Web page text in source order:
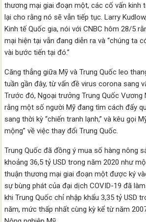
thương mại giai đoạn một, các cố vấn kinh
lại cho rằng nó sẽ vẫn tiếp tục. Larry
Kinh tế Quốc gia, nói với CNBC hôm 28/5
mại hiện tại vẫn đang diễn ra và “chúng ta
vài bước tiến tại đó.”
Căng thẳng giữa Mỹ và Trung Quốc leo
tuần gần đây, từ vấn đề virus corona sang
Trước đó, Ngoại trưởng Trung Quốc Vương
rằng một số người Mỹ đang tìm cách đẩy
sang thời kỳ “chiến tranh lạnh,” và kêu gọi
mộng” về việc thay đổi Trung Quốc.
Trung Quốc đã đồng ý mua số hàng nông
khoảng 36,5 tỷ USD trong năm 2020 như
thuận thương mại giai đoạn một được ký
sự bùng phát của đại dịch COVID-19 đã
khi Trung Quốc chỉ nhập khẩu 3,35 tỷ USD
năm, mức thấp nhất cùng kỳ kể từ năm